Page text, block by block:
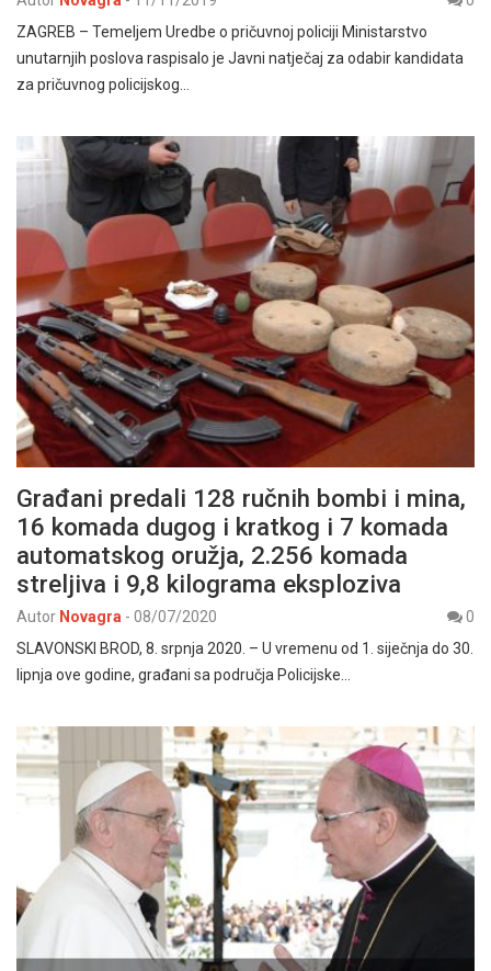
ZAGREB – Temeljem Uredbe o pričuvnoj policiji Ministarstvo
unutarnjih poslova raspisalo je Javni natječaj za odabir kandidata
za pričuvnog policijskog…
Građani predali 128 ručnih bombi i mina,
16 komada dugog i kratkog i 7 komada
automatskog oružja, 2.256 komada
streljiva i 9,8 kilograma eksploziva
Autor Novagra - 08/07/2020
0
SLAVONSKI BROD, 8. srpnja 2020. – U vremenu od 1. siječnja do 30.
lipnja ove godine, građani sa područja Policijske…